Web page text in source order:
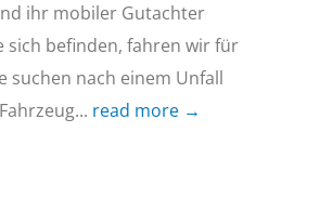
ihr mobiler Gutachter
sich befinden, fahren wir für
suchen nach einem Unfall
read more →